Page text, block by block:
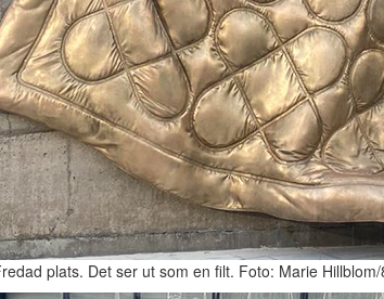
plats. Det ser ut som en filt. Foto: Marie